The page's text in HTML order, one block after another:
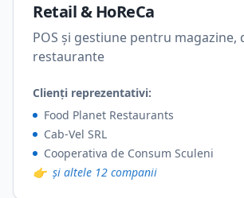
Retail & HoReCa
POS și gestiune pentru magazine,
restaurante
Clienți reprezentativi:
Food Planet Restaurants
Cab-Vel SRL
Cooperativa de Consum Sculeni
👉 și altele 12 companii